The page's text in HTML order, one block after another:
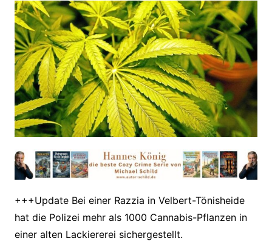
+++Update Bei einer Razzia in Velbert-Tönisheide
hat die Polizei mehr als 1000 Cannabis-Pflanzen in
einer alten Lackiererei sichergestellt.